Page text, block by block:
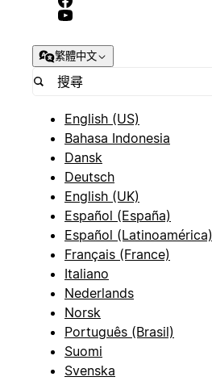
繁體中文
English (US)
Bahasa Indonesia
Dansk
Deutsch
English (UK)
Español (España)
Español (Latinoamérica)
Français (France)
Italiano
Nederlands
Norsk
Português (Brasil)
Suomi
Svenska